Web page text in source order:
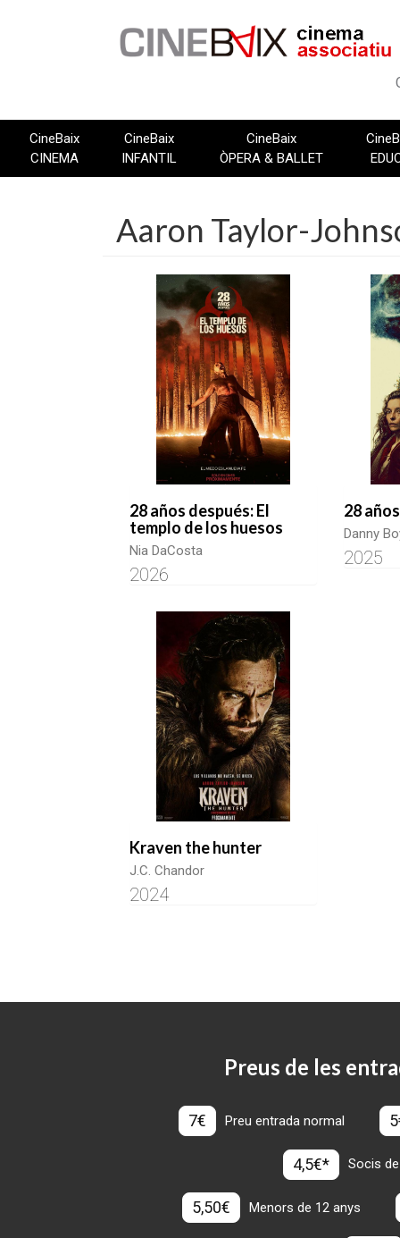
CineBaix
CINEMA
CineBaix
INFANTIL
CineBaix
ÒPERA & BALLET
Aaron Taylor-
28 años después: El
templo de los huesos
Nia DaCosta
2026
28
Danny
2025
Kraven the hunter
J.C. Chandor
2024
Preus de les
7€ Preu entrada normal
4,5€* Socis
5,50€ Menors de 12 anys